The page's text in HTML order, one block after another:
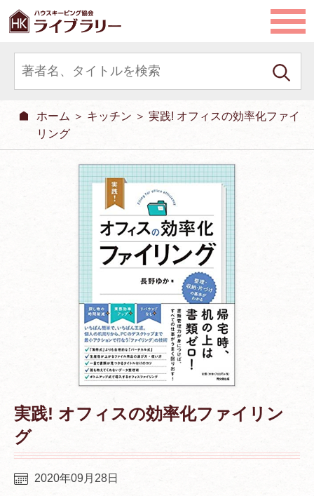
ホーム ＞ キッチン ＞ 実践! オフィスの効率化ファイ
リング
実践! オフィスの効率化ファイリン
グ
2020年09月28日